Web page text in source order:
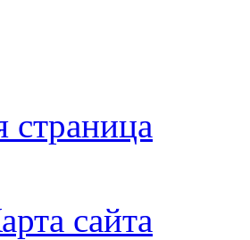
страница
сайта